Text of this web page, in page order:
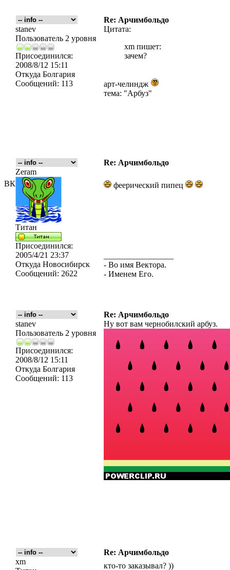
ВК
Re: Арчимбольдо
stanev
Пользователь 2 уровня
Присоединился:
2008/8/12 15:11
Откуда Болгария
Сообщений: 113
Цитата:
xm пишет:
зачем?
арт-челиндж
тема: "Арбуз"
Re: Арчимбольдо
Zeram
Титан
Присоединился:
2005/4/21 23:37
Откуда Новосибирск
Сообщений: 2622
феерический пипец
- Во имя Вектора.
- Именем Его.
Re: Арчимбольдо
stanev
Пользователь 2 уровня
Присоединился:
2008/8/12 15:11
Откуда Болгария
Сообщений: 113
Ну вот вам чернобилский арбуз.
Re: Арчимбольдо
xm
кто-то заказывал? ))